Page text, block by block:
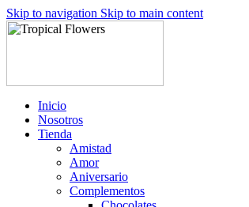
Skip to navigation Skip to main content
Inicio
Nosotros
Tienda
Amistad
Amor
Aniversario
Complementos